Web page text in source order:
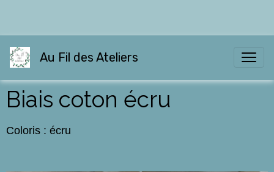
Au Fil des Ateliers
Biais coton écru
Coloris : écru